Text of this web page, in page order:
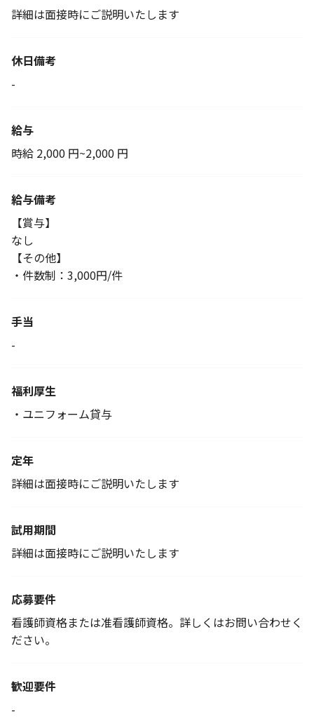
詳細は面接時にご説明いたします
休日備考
-
給与
時給 2,000 円~2,000 円
給与備考
【賞与】
なし
【その他】
・件数制：3,000円/件
手当
-
福利厚生
・ユニフォーム貸与
定年
詳細は面接時にご説明いたします
試用期間
詳細は面接時にご説明いたします
応募要件
看護師資格または准看護師資格。詳しくはお問い合わせく
ださい。
歓迎要件
-